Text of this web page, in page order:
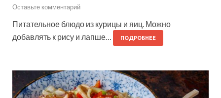
Оставьте комментарий
Питательное блюдо из курицы и яиц. Можно
добавлять к рису и лапше…
ПОДРОБНЕЕ